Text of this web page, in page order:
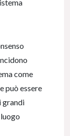
come
può essere
grandi